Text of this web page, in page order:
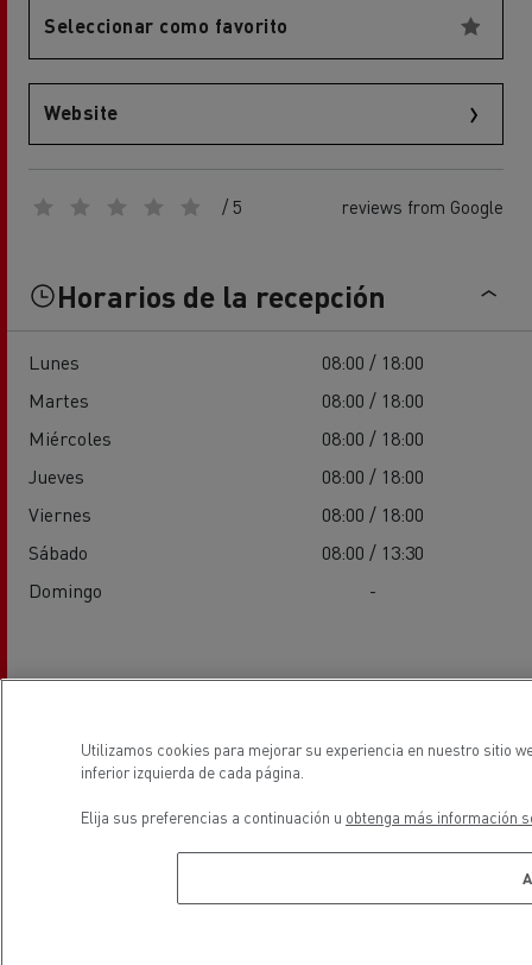
Seleccionar como favorito
Website
/ 5 reviews from Google
Horarios de la recepción
Lunes
08:00 / 18:00
Martes
08:00 / 18:00
Miércoles
08:00 / 18:00
Jueves
08:00 / 18:00
Viernes
08:00 / 18:00
Sábado
08:00 / 13:30
Domingo
-
Utilizamos cookies para mejorar su experiencia en nuestro sitio
inferior izquierda de cada página.
Elija sus preferencias a continuación u obtenga más información